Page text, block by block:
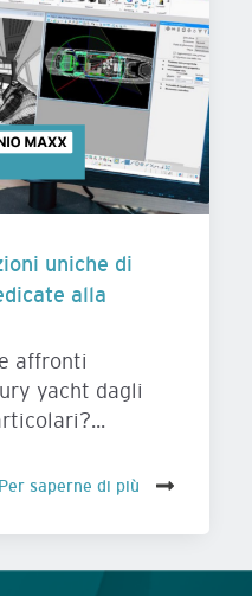
uniche di
alla
affronti
yacht dagli
Per saperne di più